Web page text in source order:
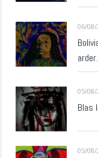
06/08/
05/08/
Blas
05/08/